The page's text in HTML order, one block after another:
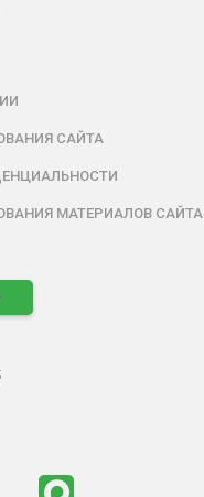
САЙТА
МАТЕРИАЛОВ САЙТА